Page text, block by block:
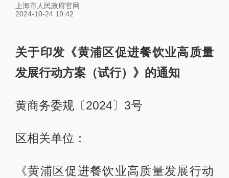
上海市人民政府官网
2024-10-24 19:42
关于印发《黄浦区促进餐饮业高质量
发展行动方案（试行）》的通知
黄商务委规〔2024〕3号
区相关单位：
《黄浦区促进餐饮业高质量发展行动